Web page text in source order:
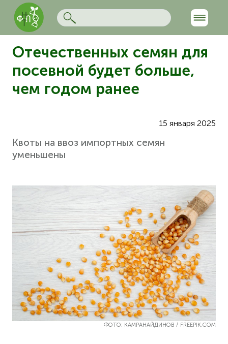
Отечественных семян для
посевной будет больше,
чем годом ранее
15 января 2025
Квоты на ввоз импортных семян
уменьшены
ФОТО: КАМРАНАЙДИНОВ / FREEPIK.COM